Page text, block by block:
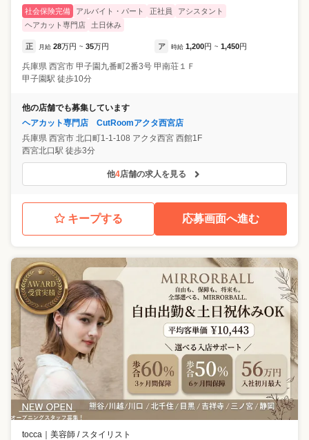
社会保険完備 アルバイト・パート 正社員
アシスタント
ヘアカット専門店
土日休み
正 月給 28万円 ~ 35万円 ア 時給 1,200円 ~ 1,450円
兵庫県 西宮市 甲子園九番町2番3号 甲南荘１Ｆ
甲子園駅 徒歩10分
他の店舗でも募集しています
ヘアカット専門店 CutRoomアクタ西宮店
兵庫県 西宮市 北口町1-1-108 アクタ西宮 西館1F
西宮北口駅 徒歩3分
他4店舗の求人を見る
キープする 応募画面へ進む
tocca ｜ 美容師 / スタイリスト